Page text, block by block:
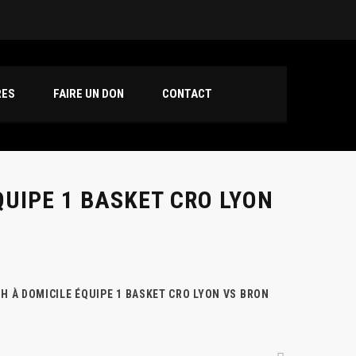
Basket
FAIRE UN DON CONTACT
1 BASKET CRO LYON
À DOMICILE ÉQUIPE 1 BASKET CRO LYON VS BRON